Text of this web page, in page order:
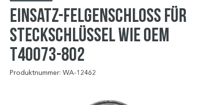
Einsatz-Felgenschloss für
Steckschlüssel wie OEM
T40073-802
Produktnummer: WA-12462